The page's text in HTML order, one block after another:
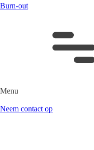
Burn-out
Menu
Neem contact op